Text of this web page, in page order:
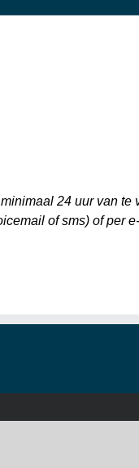
24 uur van
of sms) of per